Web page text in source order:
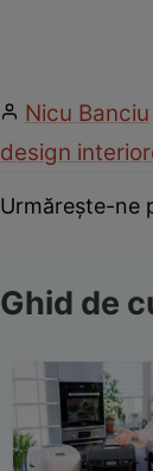
Nicu Banciu
design interior
Urmărește-ne
Ghid de